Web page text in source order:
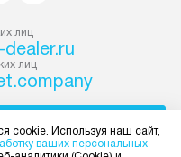
лиц
лиц
cookie. Используя наш сайт,
ваших персональных